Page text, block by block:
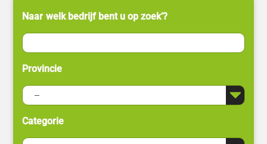
Naar welk bedrijf bent u op zoek’?
Provincie
Categorie